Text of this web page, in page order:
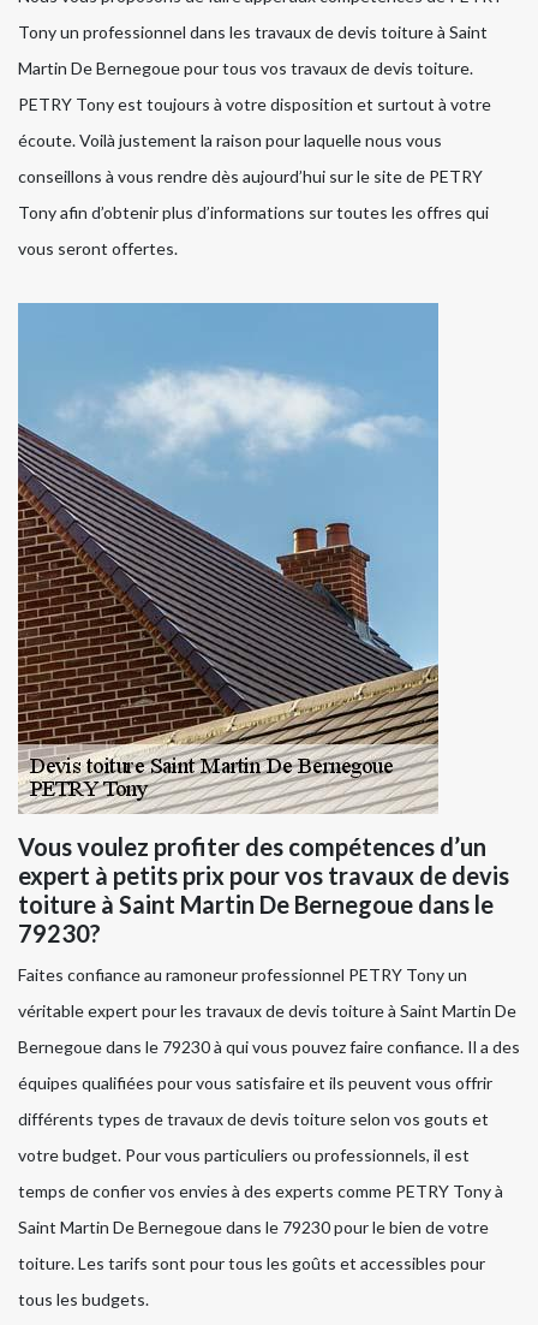
Tony un professionnel dans les travaux de devis toiture à Saint
Martin De Bernegoue pour tous vos travaux de devis toiture.
PETRY Tony est toujours à votre disposition et surtout à votre
écoute. Voilà justement la raison pour laquelle nous vous
conseillons à vous rendre dès aujourd’hui sur le site de PETRY
Tony afin d’obtenir plus d’informations sur toutes les offres qui
vous seront offertes.
Vous voulez profiter des compétences d’un
expert à petits prix pour vos travaux de devis
toiture à Saint Martin De Bernegoue dans le
79230?
Faites confiance au ramoneur professionnel PETRY Tony un
véritable expert pour les travaux de devis toiture à Saint Martin De
Bernegoue dans le 79230 à qui vous pouvez faire confiance. Il a des
équipes qualifiées pour vous satisfaire et ils peuvent vous offrir
différents types de travaux de devis toiture selon vos gouts et
votre budget. Pour vous particuliers ou professionnels, il est
temps de confier vos envies à des experts comme PETRY Tony à
Saint Martin De Bernegoue dans le 79230 pour le bien de votre
toiture. Les tarifs sont pour tous les goûts et accessibles pour
tous les budgets.